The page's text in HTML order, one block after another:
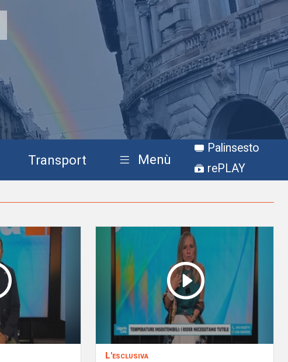
Transport Menù
Palinsesto
rePLAY
L'esclusiva